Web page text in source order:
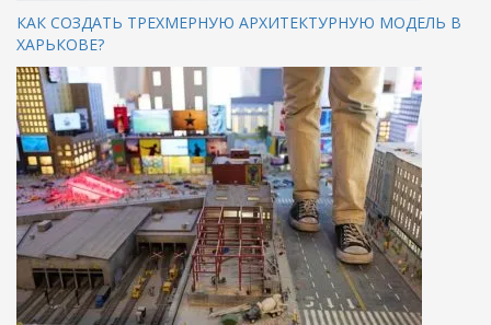
КАК СОЗДАТЬ ТРЕХМЕРНУЮ АРХИТЕКТУРНУЮ МОДЕЛЬ В
ХАРЬКОВЕ?